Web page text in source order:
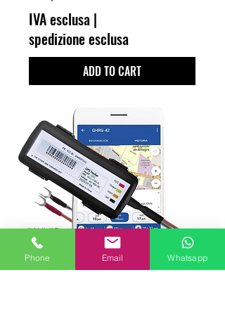
IVA esclusa |
spedizione esclusa
ADD TO CART
Phone Email Whatsapp